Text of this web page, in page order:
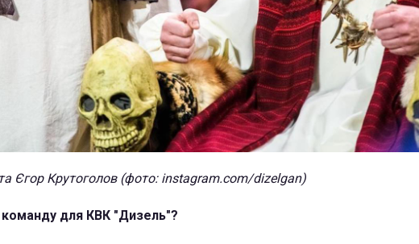
Єгор Крутоголов (фото: instagram.com/dizelgan)
команду для КВК "Дизель"?